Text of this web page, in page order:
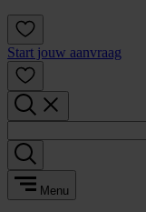
Start jouw aanvraag
Menu